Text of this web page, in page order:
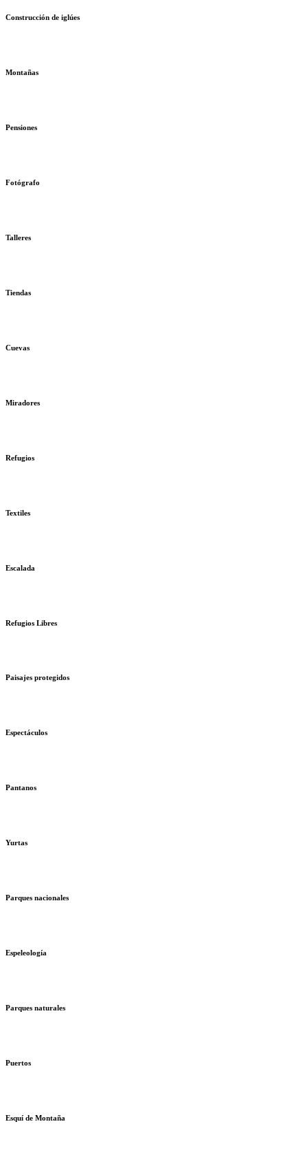
Construcción de iglúes
Montañas
Pensiones
Fotógrafo
Talleres
Tiendas
Cuevas
Miradores
Refugios
Textiles
Escalada
Refugios Libres
Paisajes protegidos
Espectáculos
Pantanos
Yurtas
Parques nacionales
Espeleología
Parques naturales
Puertos
Esquí de Montaña